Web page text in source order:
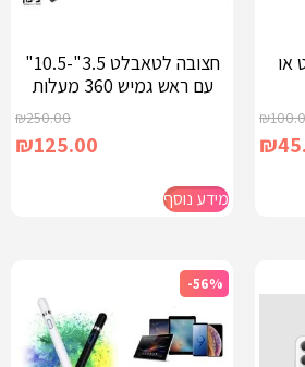
או
₪
₪
חצובה לטאבלט 3.5"-10.5"
עם ראש גמיש 360 מעלות
₪250.00
₪125.00
מידע נוסף
-56%